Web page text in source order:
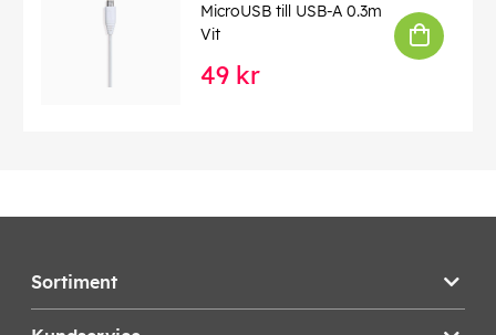
MicroUSB till USB-A 0.3m
Vit
49 kr
Sortiment